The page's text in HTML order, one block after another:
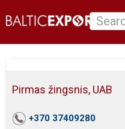
Pirmas žingsnis, UAB
+370 37409280